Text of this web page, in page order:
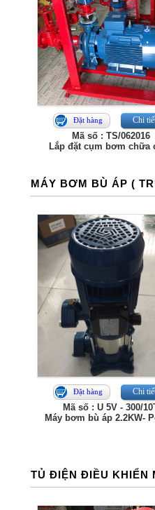
Đặt hàng Chi
Mã số : TS/062016
Lắp đặt cụm bơm chữa
MÁY BƠM BÙ ÁP (
Đặt hàng Chi
Mã số : U 5V - 300/
Máy bơm bù áp 2.2KW-
TỦ ĐIỆN ĐIỀU KHIỂN